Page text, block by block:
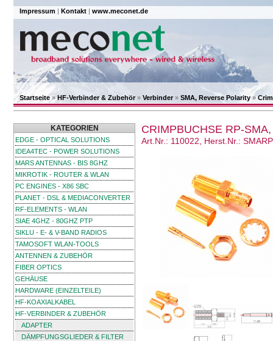
Impressum | Kontakt | www.meconet.de
Startseite»HF-Verbinder & Zubehör» Verbinder» SMA, Reverse Polarity»
KATEGORIEN
EDGE - OPTICAL SOLUTIONS
IDEA4TEC - POWER SOLUTIONS
MARS ANTENNAS - BIS 8GHZ
MIKROTIK - ROUTER & WLAN
PC ENGINES - X86 SBC
PLANET - DSL & MEDIACONVERTER
RF-ELEMENTS - WLAN
SIAE 4GHZ - 80GHZ PTP
SIKLU - E- & V-BAND RADIOS
TAMOSOFT WLAN-TOOLS
ANTENNEN & ZUBEHÖR
FIBER OPTICS
GEHÄUSE
HARDWARE (EINZELTEILE)
HF-KOAXIALKABEL
HF-VERBINDER & ZUBEHÖR
ADAPTER
DÄMPFUNGSGLIEDER & FILTER
CRIMPBUCHSE RP-
Art.Nr.: 110022, Herst.Nr.: